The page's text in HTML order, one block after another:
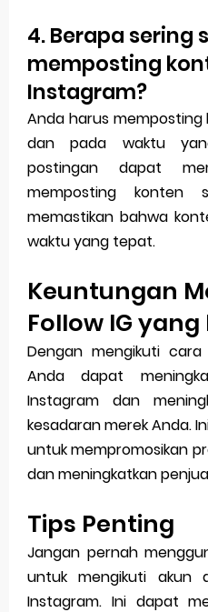
4. Berapa sering
memposting
Instagram?
Anda harus
dan pada waktu
postingan dapat
memposting konten
memastikan bahwa
waktu yang tepat.
Keuntungan
Follow IG yang
Dengan mengikuti
Anda dapat
Instagram dan
kesadaran merek Anda.
untuk mempromosikan
dan meningkatkan
Tips Penting
Jangan pernah
untuk mengikuti akun
Instagram. Ini dapat